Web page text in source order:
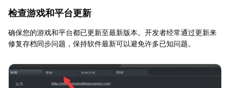
检查游戏和平台更新
确保您的游戏和平台都已更新至最新版本。开发者经常通过更新来
修复存档同步问题，保持软件最新可以避免许多已知问题。